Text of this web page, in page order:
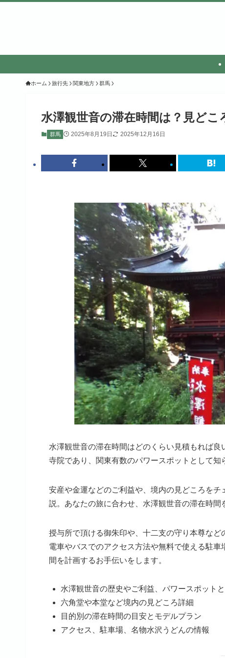
ホーム 旅行先 関東地方 群馬
水澤観世音の滞在時間は？見ど
群馬 2025年8月19日 2025年12月16日
水澤観世音の滞在時間はどのくらい見積もれば
寺院であり、関東有数のパワースポットとして知
安産や金運などのご利益や、境内の見どころを
説。あなたの旅に合わせ、水澤観世音の滞在時間
授与所で頂ける御朱印や、十二支の守り本尊など
電車やバスでのアクセス方法や無料で使える駐
間を計画するお手伝いをします。
水澤観世音の歴史やご利益、パワースポット
六角堂や本堂など境内の見どころ詳細
目的別の滞在時間の目安とモデルプラン
アクセス、駐車場、名物水沢うどんの情報